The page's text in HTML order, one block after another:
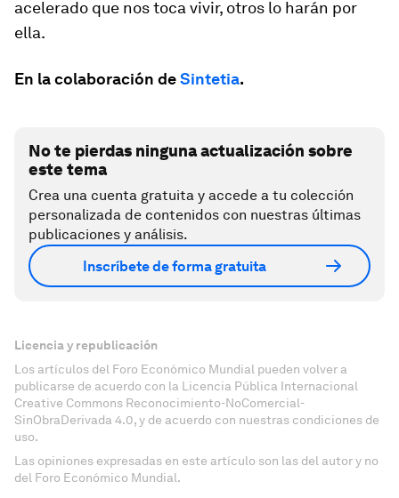
acelerado que nos toca vivir, otros lo harán por
ella.
En la colaboración deSintetia.
No te pierdas ninguna actualización sobre
este tema
Crea una cuenta gratuita y accede a tu colección
personalizada de contenidos con nuestras últimas
publicaciones y análisis.
Inscríbete de forma gratuita
Licencia y republicación
Los artículos del Foro Económico Mundial pueden volver a
publicarse de acuerdo con la Licencia Pública Internacional
Creative Commons Reconocimiento-NoComercial-
SinObraDerivada 4.0, y de acuerdo con nuestras condiciones de
uso.
Las opiniones expresadas en este artículo son las del autor y no
del Foro Económico Mundial.